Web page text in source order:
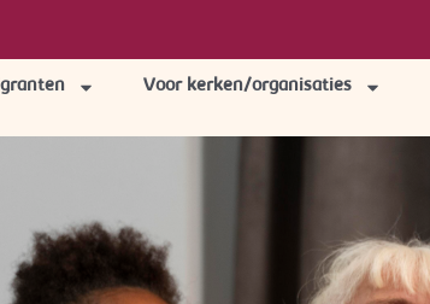
Voor kerken/organisaties